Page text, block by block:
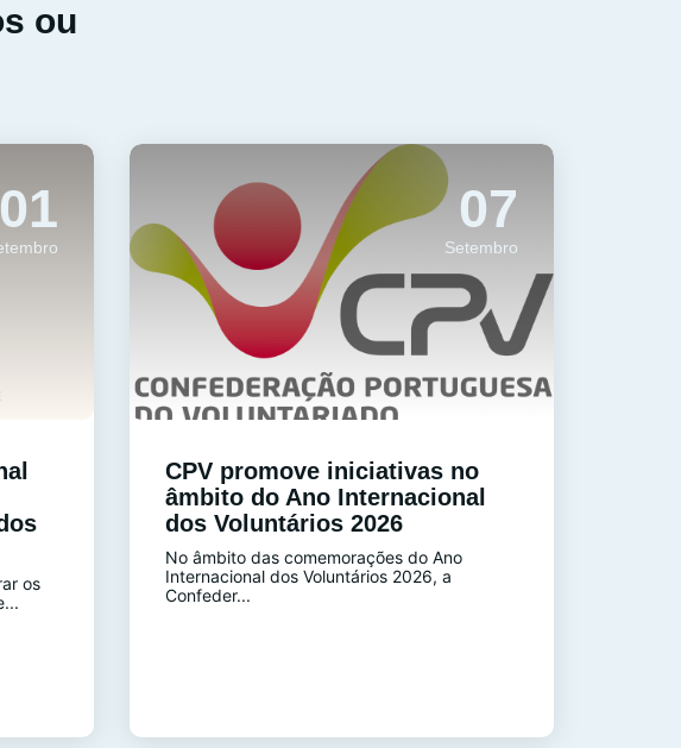
ou
01
os
07
Setembro
CPV promove iniciativas no
âmbito do Ano Internacional
dos Voluntários 2026
No âmbito das comemorações do Ano
Internacional dos Voluntários 2026, a
Confeder...